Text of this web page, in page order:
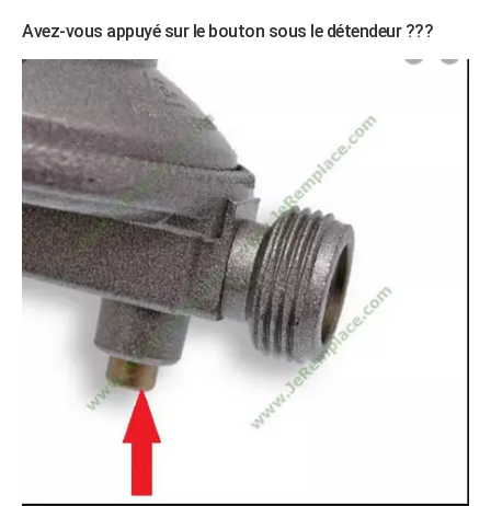
Avez-vous appuyé sur le bouton sous le détendeur ???